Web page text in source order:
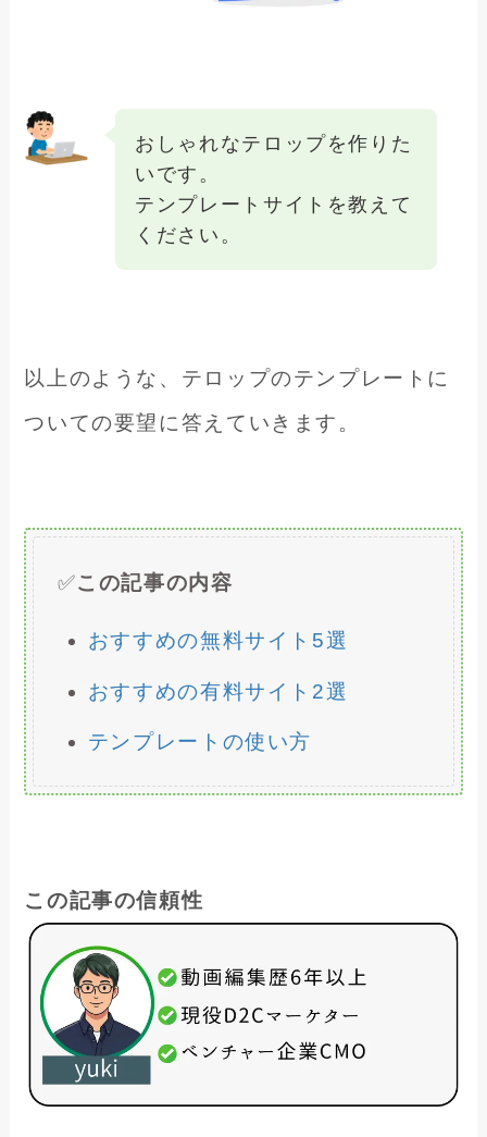
おしゃれなテロップを作りた
いです。
テンプレートサイトを教えて
ください。
以上のような、テロップのテンプレートに
ついての要望に答えていきます。
✅この記事の内容
おすすめの無料サイト5選
おすすめの有料サイト2選
テンプレートの使い方
この記事の信頼性